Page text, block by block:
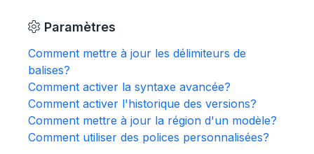
Paramètres
Comment mettre à jour les délimiteurs de
balises?
Comment activer la syntaxe avancée?
Comment activer l'historique des versions?
Comment mettre à jour la région d'un modèle?
Comment utiliser des polices personnalisées?